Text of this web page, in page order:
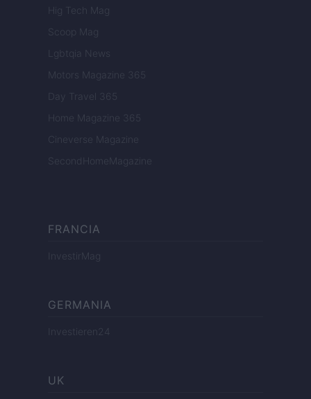
Hig Tech Mag
Scoop Mag
Lgbtqia News
Motors Magazine 365
Day Travel 365
Home Magazine 365
Cineverse Magazine
SecondHomeMagazine
FRANCIA
InvestirMag
GERMANIA
Investieren24
UK